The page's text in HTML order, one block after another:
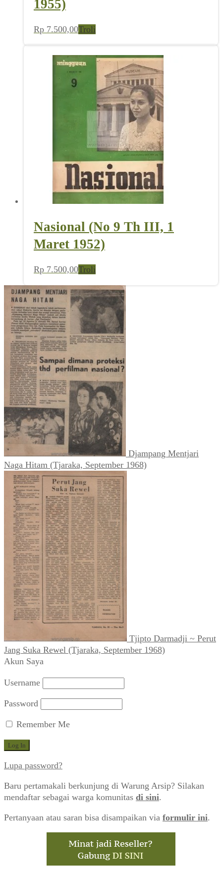
1955)
Rp 7.500,00Troli
Nasional (No 9 Th III, 1
Maret 1952)
Rp 7.500,00Troli
Djampang Mentjari
Naga Hitam (Tjaraka, September 1968)
Tjipto Darmadji ~ Perut
Jang Suka Rewel (Tjaraka, September 1968)
Akun Saya
Username
Password
Remember Me
Lupa password?
Baru pertamakali berkunjung di Warung Arsip? Silakan
mendaftar sebagai warga komunitas di sini.
Pertanyaan atau saran bisa disampaikan via formulir ini.